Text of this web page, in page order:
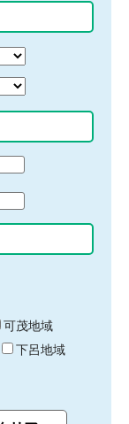
可茂地域
下呂地域